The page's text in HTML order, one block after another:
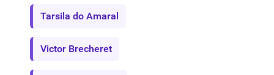
Tarsila do Amaral
Victor Brecheret